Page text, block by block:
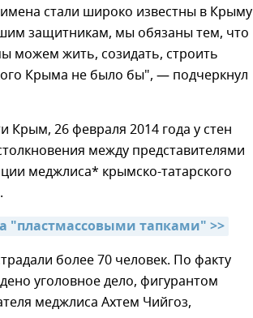
стали широко известны в Крыму
защитникам, мы обязаны тем, что
можем жить, созидать, строить
Крыма не было бы", — подчеркнул
26 февраля 2014 года у стен
между представителями
меджлиса* крымско-татарского
"пластмассовыми тапками" >>
более 70 человек. По факту
уголовное дело, фигурантом
меджлиса Ахтем Чийгоз,